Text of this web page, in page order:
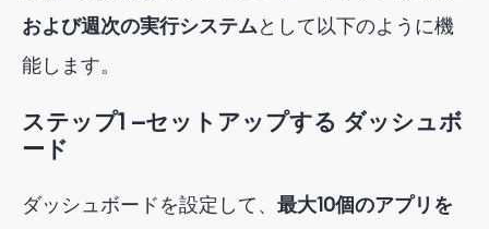
および週次の実行システムとして以下のように機
能します。
ステップ1 —セットアップする ダッシュボ
ード
ダッシュボードを設定して、 最大10個のアプリを